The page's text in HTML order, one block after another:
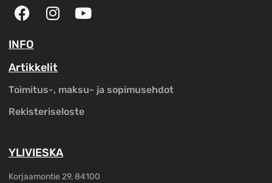
INFO
Artikkelit
Toimitus-, maksu- ja sopimusehdot
Rekisteriseloste
YLIVIESKA
Korjaamontie 29, 84100